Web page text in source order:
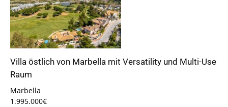
Villa östlich von Marbella mit Versatility und Multi-Use
Raum
Marbella
1.995.000€